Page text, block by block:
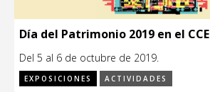
Día del Patrimonio 2019 en el CCE
Del 5 al 6 de octubre de 2019.
EXPOSICIONES ACTIVIDADES